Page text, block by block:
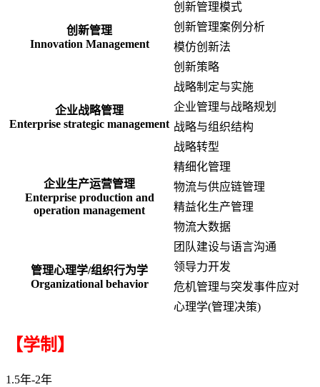
创新管理
Innovation Management
创新管理模式
创新管理案例分析
模仿创新法
创新策略
企业战略管理
Enterprise strategic management
战略制定与实施
企业管理与战略规划
战略与组织结构
战略转型
企业生产运营管理
Enterprise production and
operation management
精细化管理
物流与供应链管理
精益化生产管理
物流大数据
管理心理学/组织行为学
Organizational behavior
团队建设与语言沟通
领导力开发
危机管理与突发事件应对
心理学(管理决策)
【学制】
1.5年-2年